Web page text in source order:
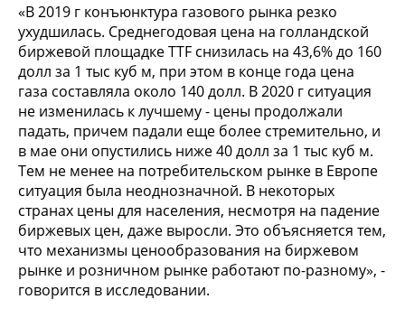
«В 2019 г конъюнктура газового рынка резко
ухудшилась. Среднегодовая цена на голландской
биржевой площадке TTF снизилась на 43,6% до 160
долл за 1 тыс куб м, при этом в конце года цена
газа составляла около 140 долл. В 2020 г ситуация
не изменилась к лучшему - цены продолжали
падать, причем падали еще более стремительно, и
в мае они опустились ниже 40 долл за 1 тыс куб м.
Тем не менее на потребительском рынке в Европе
ситуация была неоднозначной. В некоторых
странах цены для населения, несмотря на падение
биржевых цен, даже выросли. Это объясняется тем,
что механизмы ценообразования на биржевом
рынке и розничном рынке работают по-разному», -
говорится в исследовании.